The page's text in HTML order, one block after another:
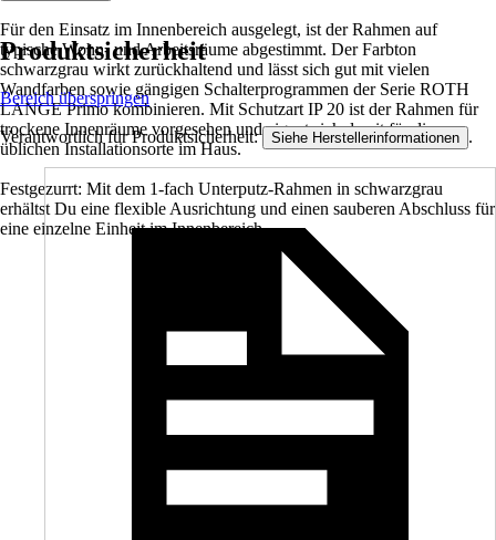
Für den Einsatz im Innenbereich ausgelegt, ist der Rahmen auf
typische Wohn- und Arbeitsräume abgestimmt. Der Farbton
schwarzgrau wirkt zurückhaltend und lässt sich gut mit vielen
Wandfarben sowie gängigen Schalterprogrammen der Serie ROTH
LANGE Primo kombinieren. Mit Schutzart IP 20 ist der Rahmen für
trockene Innenräume vorgesehen und eignet sich damit für die
üblichen Installationsorte im Haus.
Festgezurrt: Mit dem 1-fach Unterputz-Rahmen in schwarzgrau
erhältst Du eine flexible Ausrichtung und einen sauberen Abschluss für
eine einzelne Einheit im Innenbereich.
Produktsicherheit
Bereich überspringen
Verantwortlich für Produktsicherheit: Siehe Herstellerinformationen .